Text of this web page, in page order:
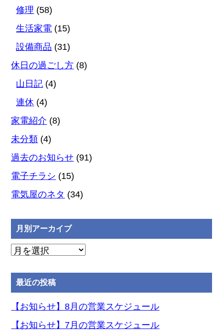
修理 (58)
生活家電 (15)
設備商品 (31)
休日の過ごし方 (8)
山日記 (4)
連休 (4)
家電紹介 (8)
未分類 (4)
過去のお知らせ (91)
電子チラシ (15)
電気屋のネタ (34)
月別アーカイブ
月
ア
ー
カ
ブ
最近の投稿
【お知らせ】8月の営業スケジュール
【お知らせ】7月の営業スケジュール